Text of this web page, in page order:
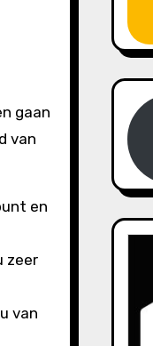
gaan
van
en
zeer
van